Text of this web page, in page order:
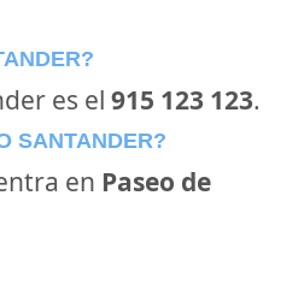
es el 915 123 123.
SANTANDER?
en Paseo de